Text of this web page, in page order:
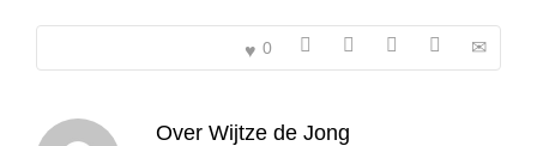
0
Over Wijtze de Jong